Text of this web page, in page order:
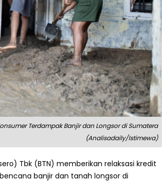
Terdampak Banjir dan Longsor di Sumatera
(Analisadaily/Istimewa)
Tbk (BTN) memberikan relaksasi kredit
banjir dan tanah longsor di